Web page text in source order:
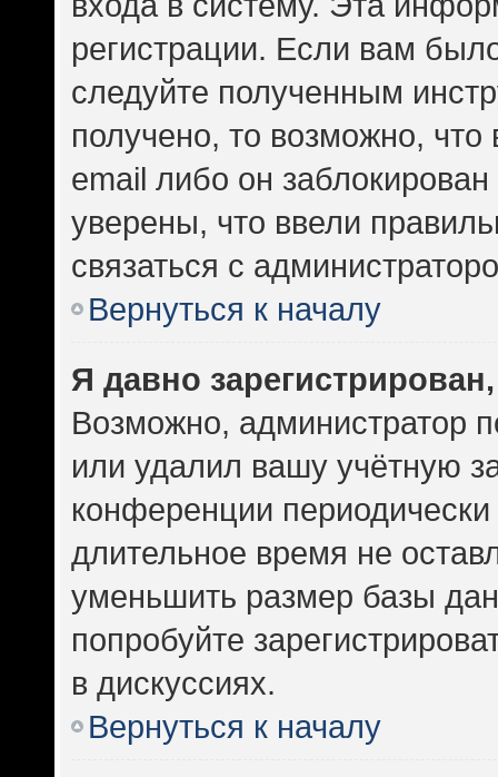
регистрации. Если вам
следуйте полученным
получено, то возможно,
email либо он
уверены, что ввели
связаться с
Вернуться к началу
Я давно
Возможно, администратор
или удалил вашу учётную
конференции
длительное время не
уменьшить размер базы
попробуйте
в дискуссиях.
Вернуться к началу